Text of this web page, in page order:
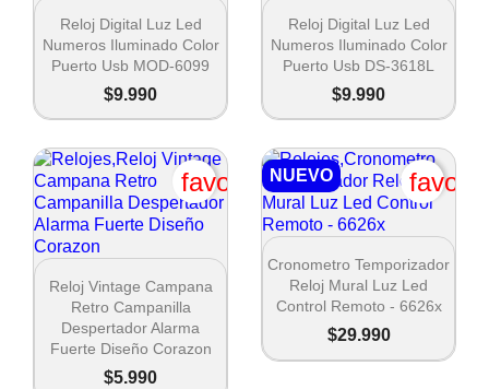
 Vista rápida
Reloj Digital Luz Led
Numeros Iluminado Color
Puerto Usb MOD-6099
$9.990
 Vista rápida
Reloj Digital Luz Led
Numeros Iluminado Color
Puerto Usb DS-3618L
$9.990
 Vista rápida
Reloj Vintage Campana
Retro Campanilla
Despertador Alarma
Fuerte Diseño Corazon
$5.990
favorite_border
 Vista rápida
Cronometro Temporizador
Reloj Mural Luz Led
Control Remoto - 6626x
$29.990
NUEVO
Crear lista de deseos